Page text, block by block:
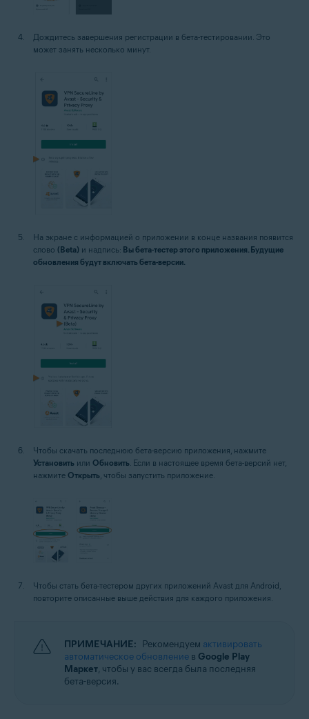
Дождитесь завершения регистрации в бета-тестировании. Это
может занять несколько минут.
На экране с информацией о приложении в конце названия появится
слово (Beta) и надпись: Вы бета-тестер этого приложения. Будущие
обновления будут включать бета-версии.
Чтобы скачать последнюю бета-версию приложения, нажмите
Установить или Обновить. Если в настоящее время бета-версий нет,
нажмите Открыть, чтобы запустить приложение.
Чтобы стать бета-тестером других приложений Avast для Android,
повторите описанные выше действия для каждого приложения.
ПРИМЕЧАНИЕ: Рекомендуем активировать
автоматическое обновление в Google Play
Маркет, чтобы у вас всегда была последняя
бета-версия.